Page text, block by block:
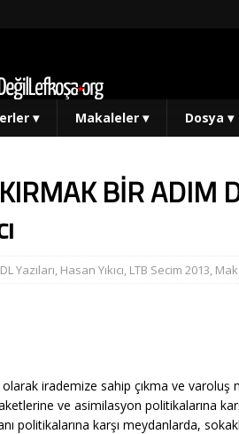
▾ Makaleler ▾ Dosya ▾
BİR ADIM
Yazıları, Hasan Yıkıcı, LTB Secim 2013,
olarak irademize sahip çıkma ve
ve asimilasyon politikalarına
politikalarına karşı meydanlarda,